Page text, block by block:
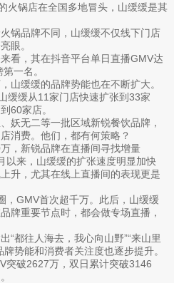
火锅店在全国多地冒头，山缓缓是其
锅品牌不同，山缓缓不仅线下门店
眼。
看，其在抖音平台单日直播GMV达
一名。
山缓缓的品牌势能也在不断扩大。
缓缓从11家门店快速扩张到33家
60家店。
妖无二等一批区域新锐餐饮品牌，
消费。他们，都有何策略？
，新锐品牌在直播间寻找增量
以来，山缓缓的扩张速度明显加快
升，尤其在线上直播间的表现更是
，GMV首次超千万。此后，山缓缓
牌重要节点时，都会做专场直播，
“都往人海去，我心向山野”“来山里
势能和消费者关注度也逐步提升。
突破2627万，双日累计突破3146